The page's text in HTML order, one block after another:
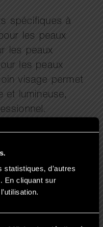
d’autres
En cliquant sur
spécifiques à
les peaux
les peaux
les peaux
visage permet
et lumineuse,
soin du
plutôt qu’à